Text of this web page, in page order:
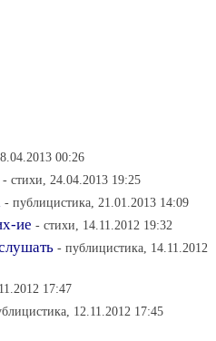
00:26
- стихи, 24.04.2013 19:25
- публицистика, 21.01.2013 14:09
ие - стихи, 14.11.2012 19:32
- публицистика, 14.11.2012
17:47
12.11.2012 17:45